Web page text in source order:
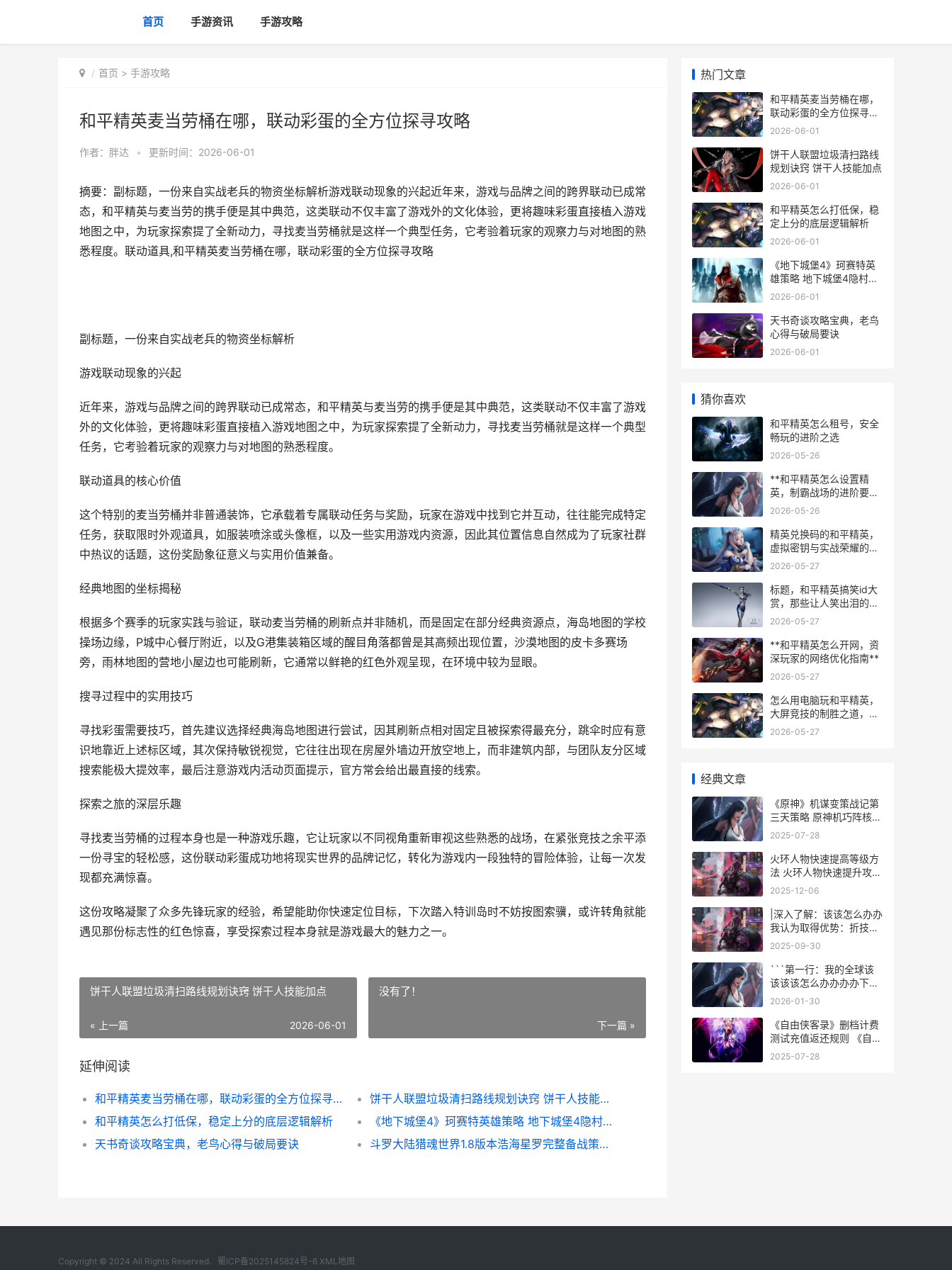
首页 手游资讯 手游攻略
首页 > 手游攻略
和平精英麦当劳桶在哪，联动彩蛋的全方位探寻攻略
作者： 胖达 • 更新时间：2026-06-01
摘要：副标题，一份来自实战老兵的物资坐标解析游戏联动现象的兴起近年来，游戏与品牌之间的跨界联动已成常
态，和平精英与麦当劳的携手便是其中典范，这类联动不仅丰富了游戏外的文化体验，更将趣味彩蛋直接植入游戏
地图之中，为玩家探索提了全新动力，寻找麦当劳桶就是这样一个典型任务，它考验着玩家的观察力与对地图的熟
悉程度。联动道具,和平精英麦当劳桶在哪，联动彩蛋的全方位探寻攻略
副标题，一份来自实战老兵的物资坐标解析
游戏联动现象的兴起
近年来，游戏与品牌之间的跨界联动已成常态，和平精英与麦当劳的携手便是其中典范，这类联动不仅丰富了游戏
外的文化体验，更将趣味彩蛋直接植入游戏地图之中，为玩家探索提了全新动力，寻找麦当劳桶就是这样一个典型
任务，它考验着玩家的观察力与对地图的熟悉程度。
联动道具的核心价值
这个特别的麦当劳桶并非普通装饰，它承载着专属联动任务与奖励，玩家在游戏中找到它并互动，往往能完成特定
任务，获取限时外观道具，如服装喷涂或头像框，以及一些实用游戏内资源，因此其位置信息自然成为了玩家社群
中热议的话题，这份奖励象征意义与实用价值兼备。
经典地图的坐标揭秘
根据多个赛季的玩家实践与验证，联动麦当劳桶的刷新点并非随机，而是固定在部分经典资源点，海岛地图的学校
操场边缘，P城中心餐厅附近，以及G港集装箱区域的醒目角落都曾是其高频出现位置，沙漠地图的皮卡多赛场
旁，雨林地图的营地小屋边也可能刷新，它通常以鲜艳的红色外观呈现，在环境中较为显眼。
搜寻过程中的实用技巧
寻找彩蛋需要技巧，首先建议选择经典海岛地图进行尝试，因其刷新点相对固定且被探索得最充分，跳伞时应有意
识地靠近上述标区域，其次保持敏锐视觉，它往往出现在房屋外墙边开放空地上，而非建筑内部，与团队友分区域
搜索能极大提效率，最后注意游戏内活动页面提示，官方常会给出最直接的线索。
探索之旅的深层乐趣
寻找麦当劳桶的过程本身也是一种游戏乐趣，它让玩家以不同视角重新审视这些熟悉的战场，在紧张竞技之余平添
一份寻宝的轻松感，这份联动彩蛋成功地将现实世界的品牌记忆，转化为游戏内一段独特的冒险体验，让每一次发
现都充满惊喜。
这份攻略凝聚了众多先锋玩家的经验，希望能助你快速定位目标，下次踏入特训岛时不妨按图索骥，或许转角就能
遇见那份标志性的红色惊喜，享受探索过程本身就是游戏最大的魅力之一。
饼干人联盟垃圾清扫路线规划诀窍 饼干人技能加点
« 上一篇 2026-06-01
没有了！
下一篇 »
延伸阅读
和平精英麦当劳桶在哪，联动彩蛋的全方位探寻攻略
饼干人联盟垃圾清扫路线规划诀窍 饼干人技能加点
和平精英怎么打低保，稳定上分的底层逻辑解析
《地下城堡4》珂赛特英雄策略 地下城堡4隐村全流程攻略
天书奇谈攻略宝典，老鸟心得与破局要诀
斗罗大陆猎魂世界1.8版本浩海星罗完整备战策略 斗罗大陆猎魂世界37手游官网
热门文章
和平精英麦当劳桶在哪，
联动彩蛋的全方位探寻攻
略
2026-06-01
饼干人联盟垃圾清扫路线
规划诀窍 饼干人技能加点
2026-06-01
和平精英怎么打低保，稳
定上分的底层逻辑解析
2026-06-01
《地下城堡4》珂赛特英
雄策略 地下城堡4隐村全
流程攻略
2026-06-01
天书奇谈攻略宝典，老鸟
心得与破局要诀
2026-06-01
猜你喜欢
和平精英怎么租号，安全
畅玩的进阶之选
2026-05-26
**和平精英怎么设置精
英，制霸战场的进阶要
诀，副标题从新手到高手
2026-05-26
精英兑换码的和平精英，
虚拟密钥与实战荣耀的碰
撞，副标题，一场由代码
2026-05-27
标题，和平精英搞笑id大
赏，那些让人笑出泪的游
戏名字
2026-05-27
**和平精英怎么开网，资
深玩家的网络优化指南**
2026-05-27
怎么用电脑玩和平精英，
大屏竞技的制胜之道，副
标题从键鼠操控到流畅体
2026-05-27
经典文章
《原神》机谋变策战记第
三天策略 原神机巧阵核弱
点
2025-07-28
火环人物快速提高等级方
法 火环人物快速提升攻击
力
2025-12-06
|深入了解：该该怎么办办
我认为取得优势：折技巧
解析|
2025-09-30
```第一行：我的全球该
该该该怎么办办办办下地
图
2026-01-30
《自由侠客录》删档计费
测试充值返还规则 《自由
侠客录》在线观看
2025-07-28
Copyright © 2024 All Rights Reserved. 蜀ICP备2025145824号-6 XML地图